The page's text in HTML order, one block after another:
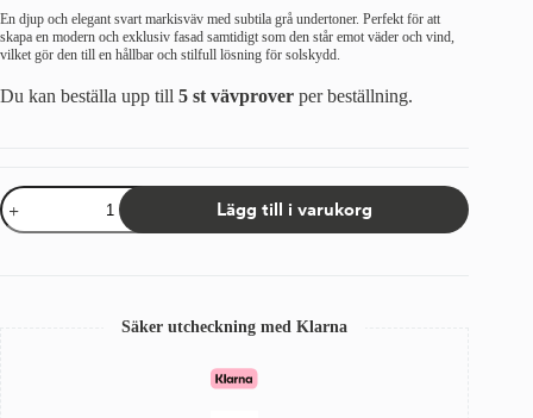
En djup och elegant svart markisväv med subtila grå undertoner. Perfekt för att
skapa en modern och exklusiv fasad samtidigt som den står emot väder och vind,
vilket gör den till en hållbar och stilfull lösning för solskydd.
Du kan beställa upp till 5 st vävprover per beställning.
Tygprov
Sandatex
407/79
Lägg till i varukorg
Säker utcheckning med Klarna